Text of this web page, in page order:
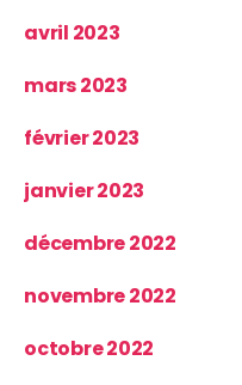
avril 2023
mars 2023
février 2023
janvier 2023
décembre 2022
novembre 2022
octobre 2022